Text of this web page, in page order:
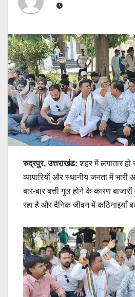
रुद्रपुर, उत्तराखंड: शहर में लगातार हो
व्यापारियों और स्थानीय जनता में भारी
बार-बार बत्ती गुल होने के कारण
रहा है और दैनिक जीवन में कठिनाइयाँ